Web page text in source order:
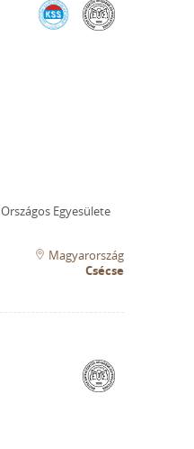
Egyesülete
Magyarország
Csécse